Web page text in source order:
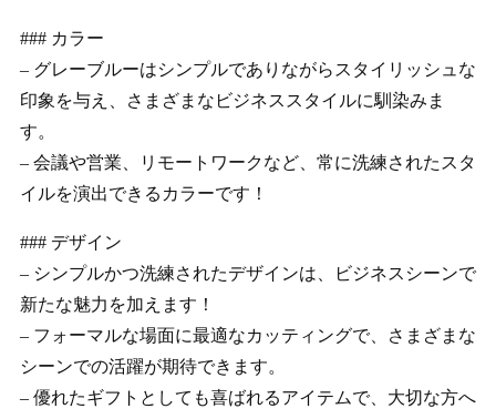
### カラー
– グレーブルーはシンプルでありながらスタイリッシュな
印象を与え、さまざまなビジネススタイルに馴染みま
す。
– 会議や営業、リモートワークなど、常に洗練されたスタ
イルを演出できるカラーです！
### デザイン
– シンプルかつ洗練されたデザインは、ビジネスシーンで
新たな魅力を加えます！
– フォーマルな場面に最適なカッティングで、さまざまな
シーンでの活躍が期待できます。
– 優れたギフトとしても喜ばれるアイテムで、大切な方へ